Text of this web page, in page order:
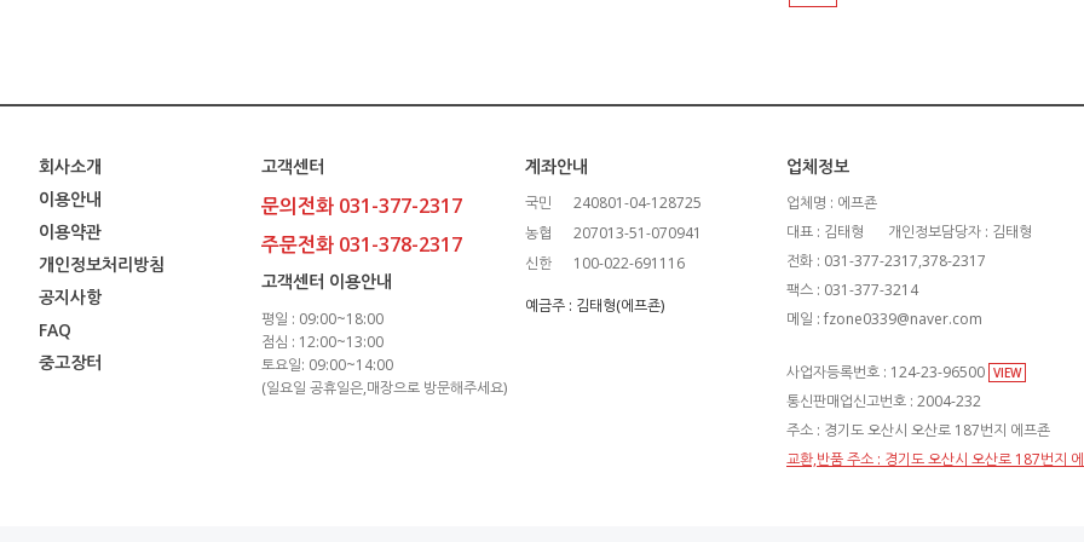
회사소개
이용안내
이용약관
개인정보처리방침
공지사항
FAQ
중고장터
고객센터
문의전화 031-377-2317
주문전화 031-378-2317
고객센터 이용안내
평일 : 09:00~18:00
점심 : 12:00~13:00
토요일: 09:00~14:00
(일요일 공휴일은,매장으로 방문해주세요)
계좌안내
국민
240801-04-128725
농협
207013-51-070941
신한
100-022-691116
예금주 : 김태형(에프죤)
업체정보
업체명 : 에프죤
대표 : 김태형
개인정보담당자 : 김태형
전화 : 031-377-2317,378-2317
팩스 : 031-377-3214
메일 : fzone0339@naver.com
사업자등록번호 : 124-23-96500 VIEW
통신판매업신고번호 : 2004-232
주소 : 경기도 오산시 오산로 187번지 에프죤
교환,반품 주소 : 경기도 오산시 오산로 187번지